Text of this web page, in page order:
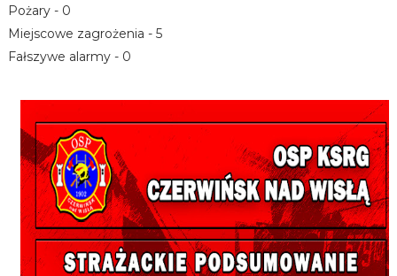
Pożary - 0
Miejscowe zagrożenia - 5
Fałszywe alarmy - 0